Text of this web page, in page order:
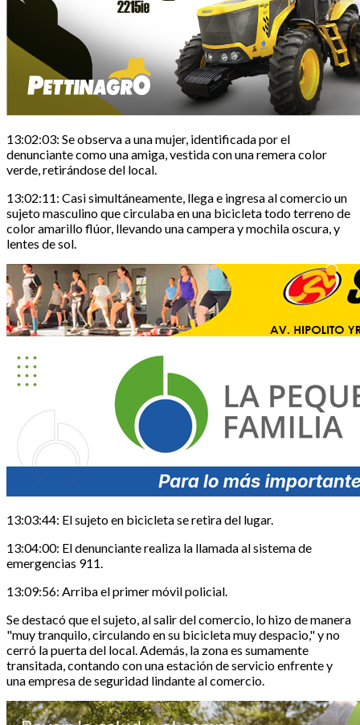
13:02:03: Se observa a una mujer, identificada por el
denunciante como una amiga, vestida con una remera color
verde, retirándose del local.
13:02:11: Casi simultáneamente, llega e ingresa al comercio un
sujeto masculino que circulaba en una bicicleta todo terreno de
color amarillo flúor, llevando una campera y mochila oscura, y
lentes de sol.
13:03:44: El sujeto en bicicleta se retira del lugar.
13:04:00: El denunciante realiza la llamada al sistema de
emergencias 911.
13:09:56: Arriba el primer móvil policial.
Se destacó que el sujeto, al salir del comercio, lo hizo de manera
"muy tranquilo, circulando en su bicicleta muy despacio," y no
cerró la puerta del local. Además, la zona es sumamente
transitada, contando con una estación de servicio enfrente y
una empresa de seguridad lindante al comercio.